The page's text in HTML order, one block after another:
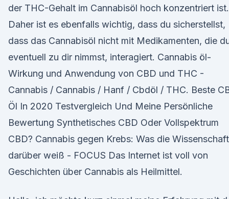
der THC-Gehalt im Cannabisöl hoch konzentriert ist.
Daher ist es ebenfalls wichtig, dass du sicherstellst,
dass das Cannabisöl nicht mit Medikamenten, die
eventuell zu dir nimmst, interagiert. Cannabis öl-
Wirkung und Anwendung von CBD und THC -
Cannabis / Cannabis / Hanf / Cbdöl / THC. Beste
Öl In 2020 Testvergleich Und Meine Persönliche
Bewertung Synthetisches CBD Oder Vollspektrum
CBD? Cannabis gegen Krebs: Was die Wissenschaft
darüber weiß - FOCUS Das Internet ist voll von
Geschichten über Cannabis als Heilmittel.